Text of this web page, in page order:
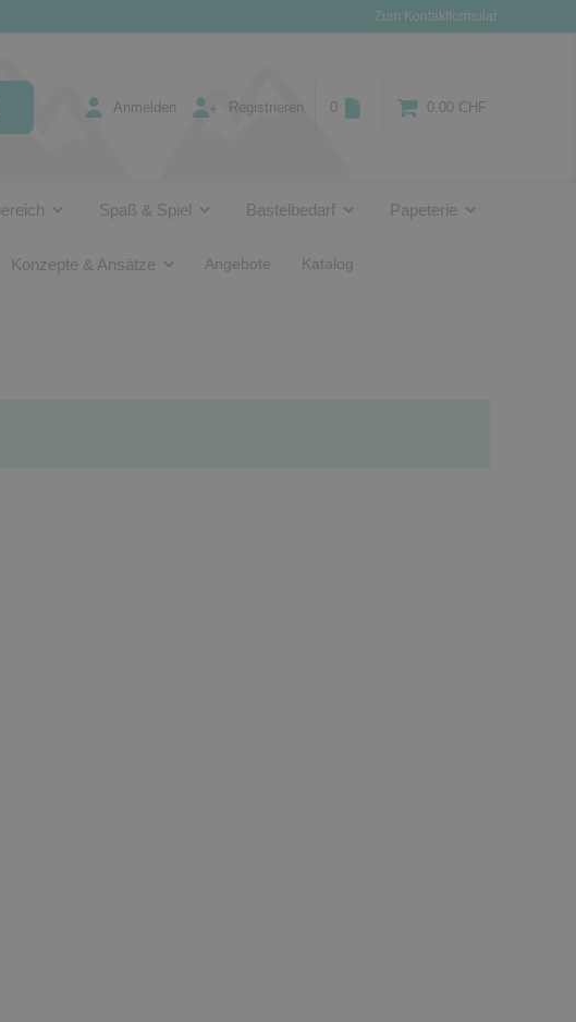
Zum Kontaktformular
Anmelden Registrieren 0 0.00 CHF
Spaß & Spiel Bastelbedarf Papeterie
Konzepte & Ansätze Angebote Katalog